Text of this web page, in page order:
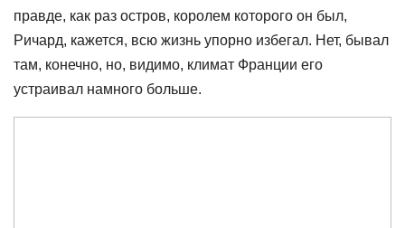
правде, как раз остров, королем которого он был,
Ричард, кажется, всю жизнь упорно избегал. Нет, бывал
там, конечно, но, видимо, климат Франции его
устраивал намного больше.